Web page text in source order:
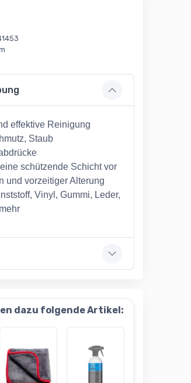
effektive Reinigung
Staub
schützende Schicht vor
und vorzeitiger Alterung
Vinyl, Gummi, Leder,
dazu folgende Artikel: